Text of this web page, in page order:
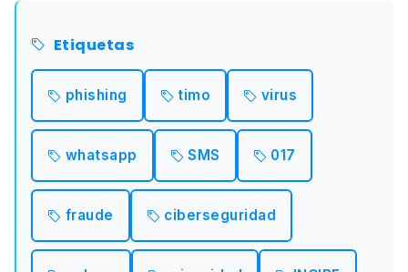
Etiquetas
phishing timo virus
whatsapp SMS 017
fraude ciberseguridad